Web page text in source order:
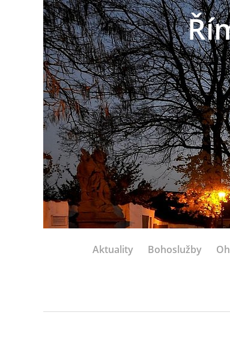
Aktuality Bohoslužby